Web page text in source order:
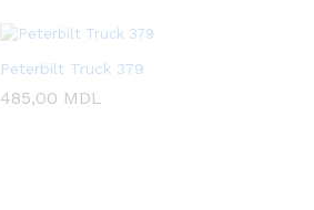
Peterbilt Truck 379
485,00 MDL
485,00 MDL